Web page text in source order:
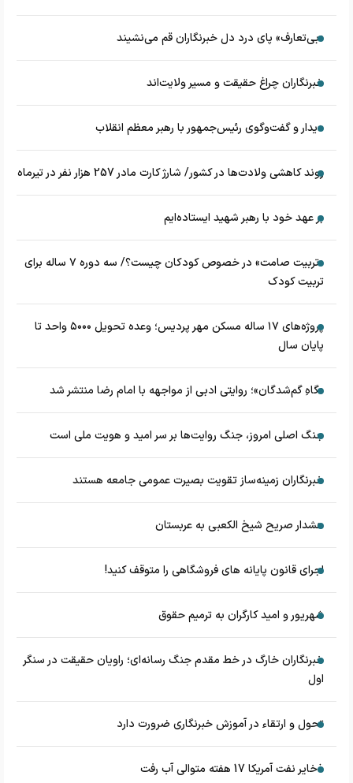
«بی‌تعارف» پای درد دل خبرنگاران قم می‌نشیند
خبرنگاران چراغ حقیقت و مسیر ولایت‌اند
دیدار و گفت‌وگوی رئیس‌جمهور با رهبر معظم انقلاب
روند کاهشی ولادت‌ها در کشور/ شارژ کارت مادر 257 هزار نفر در تیرماه
بر عهد خود با رهبر شهید ایستاده‌ایم
«تربیت صامت» در خصوص کودکان چیست؟/ سه دوره ۷ ساله برای
تربیت کودک
پروژه‌های ۱۷ ساله مسکن مهر پردیس؛ وعده تحویل ۵۰۰۰ واحد تا
پایان سال
«گاهِ گم‌شدگان»؛ روایتی ادبی از مواجهه با امام رضا منتشر شد
جنگ اصلی امروز، جنگ روایت‌ها بر سر امید و هویت ملی است
خبرنگاران زمینه‌ساز تقویت بصیرت عمومی جامعه هستند
هشدار صریح شیخ الکعبی به عربستان
اجرای قانون پایانه های فروشگاهی را متوقف کنید!
شهریور و امید کارگران به ترمیم حقوق
خبرنگاران خارگ در خط مقدم جنگ رسانه‌ای؛ راویان حقیقت در سنگر
اول
تحول و ارتقاء در آموزش خبرنگاری ضرورت دارد
ذخایر نفت آمریکا 17 هفته متوالی آب رفت